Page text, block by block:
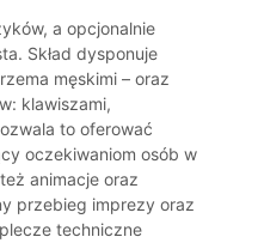
a opcjonalnie
Skład dysponuje
męskimi – oraz
klawiszami,
to oferować
oczekiwaniom osób w
animacje oraz
przebieg imprezy oraz
techniczne